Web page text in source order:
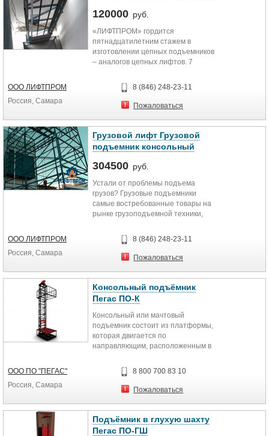
120000 руб.
«ЛИФТПРОМ» гордится
пятнадцатилетним стажем в
изготовлении цепных подъемников
– аналогов цепных лифтов. 7
Цена. 120...
ООО ЛИФТПРОМ
Россия, Самара
8 (846) 248-23-11
Пожаловаться
Грузовой лифт Грузовой
подъемник консольный
304500 руб.
Устали от проблемы подъема
грузов? Грузовые подъемники
самые востребованные товары на
рынке грузоподъемной техники,
ООО ЛИФТПРОМ
Россия, Самара
8 (846) 248-23-11
Пожаловаться
Консольный подъёмник
Пегас ПО-К
Консольный или мачтовый
подъемник состоит из платформы,
которая двигается по
направляющим, расположенным в
конструкция...
ООО ПО "ПЕГАС"
Россия, Самара
8 800 700 83 10
Пожаловаться
Подъёмник в глухую шахту
Пегас ПО-ГШ